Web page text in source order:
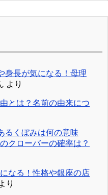
身長が気になる！母理
より
とは？名前の由来につ
るくぼみは何の意味
クローバーの確率は？
なる！性格や銀座の店
り